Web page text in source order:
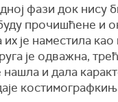
фази док нису
прочишћене и
је наместила
је одважна,
и дала